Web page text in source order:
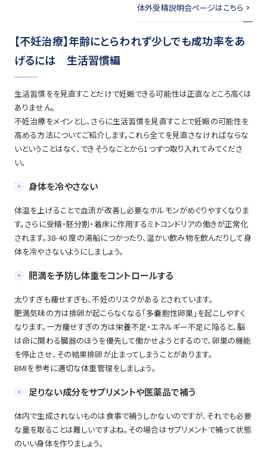
体外受精説明会ページはこちら
【不妊治療】年齢にとらわれず少しでも成功率をあ
げるには 生活習慣編
生活習慣をを見直すことだけで妊娠できる可能性は正直なところ高くは
ありません。
不妊治療をメインとし、さらに生活習慣を見直すことで妊娠の可能性を
高める方法についてご紹介します。これら全てを見直さなければならな
いということはなく、できそうなことから1つずつ取り入れてみてくださ
い。
身体を冷やさない
体温を上げることで血流が改善し必要なホルモンがめぐりやすくなりま
す。さらに受精・胚分割・着床に作用するミトコンドリアの働きが正常化
されます。38-40 度の湯船につかったり、温かい飲み物を飲んだりして身
体を冷やさないようにしましょう。
肥満を予防し体重をコントロールする
太りすぎも痩せすぎも、不妊のリスクがあるとされています。
肥満気味の方は排卵が起こらなくなる「多嚢胞性卵巣」を起こしやすく
なります。一方痩せすぎの方は栄養不足・エネルギー不足に陥ると、脳
は命に関わる臓器のほうを優先して働かせようとするので、卵巣の機能
を停止させ、その結果排卵が止まってしまうことがあります。
BMIを参考に適切な体重管理をしましょう。
足りない成分をサプリメントや医薬品で補う
体内で生成されないものは食事で補うしかないのですが、それでも必要
な量を取ることは難しいですよね。その場合はサプリメントで補って状態
のいい身体を作りましょう。